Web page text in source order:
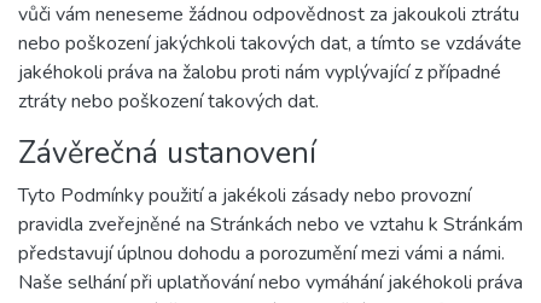
vůči vám neneseme žádnou odpovědnost za jakoukoli ztrátu
nebo poškození jakýchkoli takových dat, a tímto se vzdáváte
jakéhokoli práva na žalobu proti nám vyplývající z případné
ztráty nebo poškození takových dat.
Závěrečná ustanovení
Tyto Podmínky použití a jakékoli zásady nebo provozní
pravidla zveřejněné na Stránkách nebo ve vztahu k Stránkám
představují úplnou dohodu a porozumění mezi vámi a námi.
Naše selhání při uplatňování nebo vymáhání jakéhokoli práva